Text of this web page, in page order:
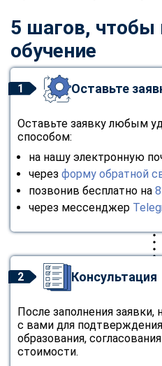
5 шагов, чтобы
обучение
1 Оставьте
Оставьте заявку любым
способом:
на нашу электронную
через форму обратной
позвонив бесплатно на
через мессенджер
2 Консультация
После заполнения
с вами для
образования,
стоимости.